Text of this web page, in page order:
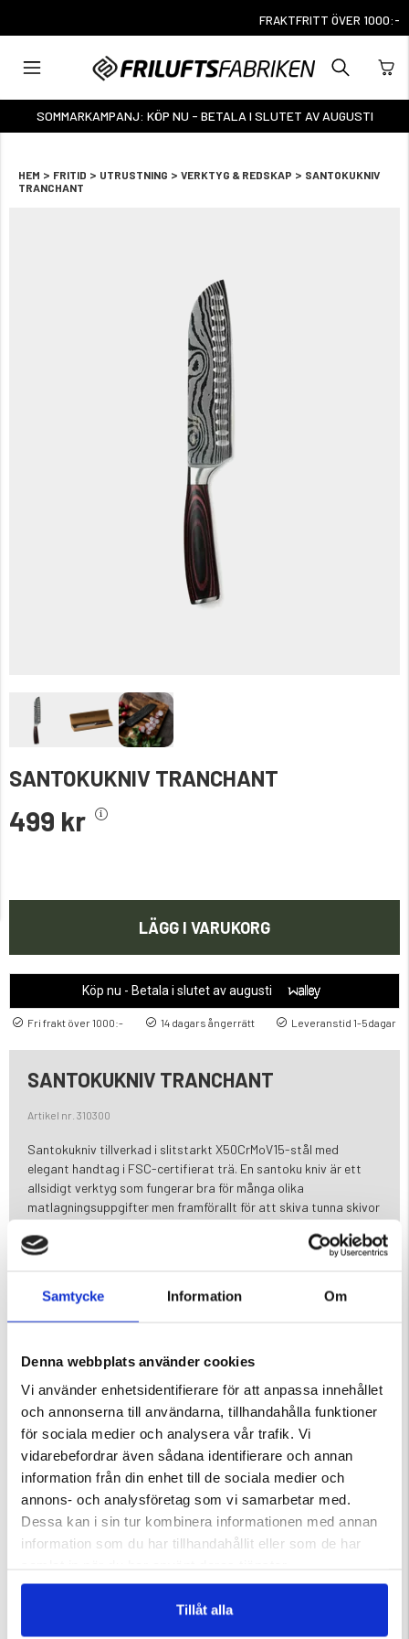
Samtycke Information Om
Denna webbplats använder cookies
Vi använder enhetsidentifierare för att anpassa innehållet
och annonserna till användarna, tillhandahålla funktioner
för sociala medier och analysera vår trafik. Vi
vidarebefordrar även sådana identifierare och annan
information från din enhet till de sociala medier och
annons- och analysföretag som vi samarbetar med.
Dessa kan i sin tur kombinera informationen med annan
information som du har tillhandahållit eller som de har
Tillåt alla
FRAKTFRITT ÖVER 1000:-
SOMMARKAMPANJ: KÖP NU - BETALA I SLUTET AV AUGUSTI
HEM > FRITID > UTRUSTNING > VERKTYG & REDSKAP > SANTOKUKNIV
TRANCHANT
SANTOKUKNIV TRANCHANT
499 kr
LÄGG I VARUKORG
Köp nu - Betala i slutet av augusti
Fri frakt över 1000:- 14 dagars ångerrätt Leveranstid 1-5dagar
SANTOKUKNIV TRANCHANT
Artikel nr. 310300
Santokukniv tillverkad i slitstarkt X50CrMoV15-stål med
elegant handtag i FSC-certifierat trä. En santoku kniv är ett
allsidigt verktyg som fungerar bra för många olika
matlagningsuppgifter men framförallt för att skiva tunna skivor
enastående skärpa, hållbarhet, korrosionsbeständighet och
tidlös. Bladet mäter 18cm.
Varumärke
DU KANSKE OCKSÅ ÄR INTRESSERAD AV